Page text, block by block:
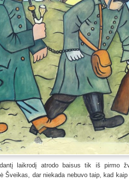
laikrodį atrodo baisus tik iš pirmo
Šveikas, dar niekada nebuvo taip, kad